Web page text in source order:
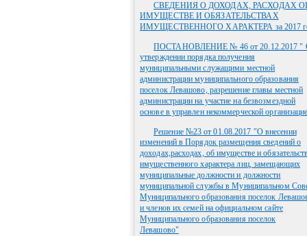
СВЕДЕНИЯ О ДОХОДАХ, РАСХОДАХ
ИМУЩЕСТВЕ И ОБЯЗАТЕЛЬСТВАХ
ИМУЩЕСТВЕННОГО ХАРАКТЕРА за 2017
ПОСТАНОВЛЕНИЕ № 46 от 20.12.2017 "
утверждении порядка получения
муниципальными служащими местной
администрации муниципального образования
поселок Левашово, разрешение главы местной
администрации на участие на безвозмездной
основе в управлен некоммерческой
Решение №23 от 01.08.2017 "О внесении
изменений в Порядок размещения сведений о
доходах,расходах, об имуществе и
имущественного характера лиц, замещающих
муниципальные должности и должности
муниципальной службы в Муниципальном
Муниципального образования поселок
и членов их семей на официальном сайте
Муниципального образования поселок
Левашово"